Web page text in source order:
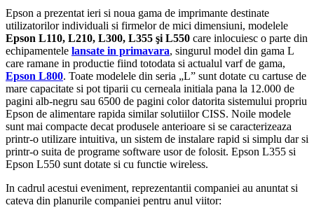
Epson a prezentat ieri si noua gama de imprimante destinate
utilizatorilor individuali si firmelor de mici dimensiuni, modelele
Epson L110, L210, L300, L355 şi L550 care inlocuiesc o parte din
echipamentele lansate in primavara, singurul model din gama L
care ramane in productie fiind totodata si actualul varf de gama,
Epson L800. Toate modelele din seria „L” sunt dotate cu cartuse de
mare capacitate si pot tiparii cu cerneala initiala pana la 12.000 de
pagini alb-negru sau 6500 de pagini color datorita sistemului propriu
Epson de alimentare rapida similar solutiilor CISS. Noile modele
sunt mai compacte decat produsele anterioare si se caracterizeaza
printr-o utilizare intuitiva, un sistem de instalare rapid si simplu dar si
printr-o suita de programe software usor de folosit. Epson L355 si
Epson L550 sunt dotate si cu functie wireless.
In cadrul acestui eveniment, reprezentantii companiei au anuntat si
cateva din planurile companiei pentru anul viitor: